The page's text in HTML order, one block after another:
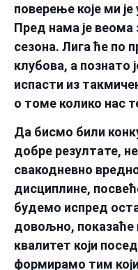
поверење које ми је
Пред нама је веома
сезона. Лига ће по
клубова, а познато
испасти из
о томе колико нас
Да бисмо били
добре резултате,
свакодневно
дисциплине,
будемо испред
довољно, показаће
квалитет који
формирамо тим